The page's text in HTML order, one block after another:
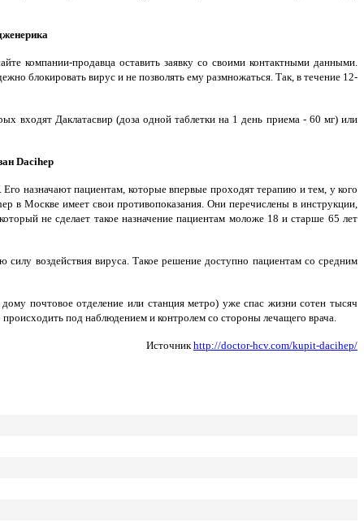
компании-продавца оставить заявку со своими контактными данными.
блокировать вирус и не позволять ему размножаться. Так, в течение 12-
входят Даклатасвир (доза одной таблетки на 1 день приема - 60 мг) или
Dacihep
назначают пациентам, которые впервые проходят терапию и тем, у кого
в Москве имеет свои противопоказания. Они перечислены в инструкции,
не сделает такое назначение пациентам моложе 18 и старше 65 лет
силу воздействия вируса. Такое решение доступно пациентам со средним
почтовое отделение или станция метро) уже спас жизни сотен тысяч
под наблюдением и контролем со стороны лечащего врача.
Источникhttp://doctor-hcv.com/kupit-dacihep/